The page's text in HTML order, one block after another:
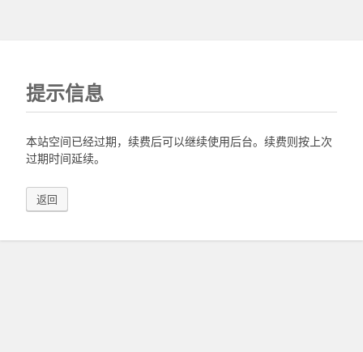
提示信息
本站空间已经过期，续费后可以继续使用后台。续费则按上次
过期时间延续。
返回